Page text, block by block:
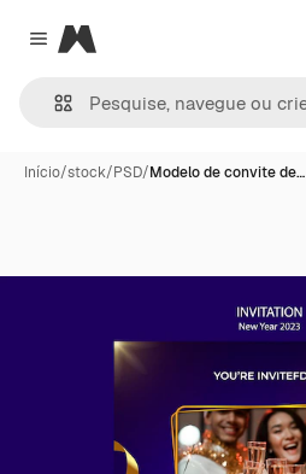
Close menu
Magnific
Início/stock/PSD/Modelo de convite de…